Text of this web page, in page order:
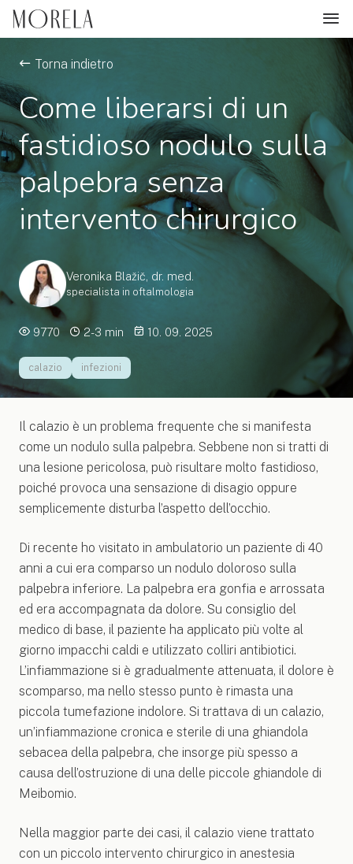
Torna indietro
Come liberarsi di un
fastidioso nodulo sulla
palpebra senza
intervento chirurgico
Veronika Blažič, dr. med.
specialista in oftalmologia
9770 2-3 min 10. 09. 2025
calazio infezioni
Il calazio è un problema frequente che si manifesta
come un nodulo sulla palpebra. Sebbene non si tratti di
una lesione pericolosa, può risultare molto fastidioso,
poiché provoca una sensazione di disagio oppure
semplicemente disturba l’aspetto dell’occhio.
Di recente ho visitato in ambulatorio un paziente di 40
anni a cui era comparso un nodulo doloroso sulla
palpebra inferiore. La palpebra era gonfia e arrossata
ed era accompagnata da dolore. Su consiglio del
medico di base, il paziente ha applicato più volte al
giorno impacchi caldi e utilizzato colliri antibiotici.
L’infiammazione si è gradualmente attenuata, il dolore è
scomparso, ma nello stesso punto è rimasta una
piccola tumefazione indolore. Si trattava di un calazio,
un’infiammazione cronica e sterile di una ghiandola
sebacea della palpebra, che insorge più spesso a
causa dell’ostruzione di una delle piccole ghiandole di
Meibomio.
Nella maggior parte dei casi, il calazio viene trattato
con un piccolo intervento chirurgico in anestesia